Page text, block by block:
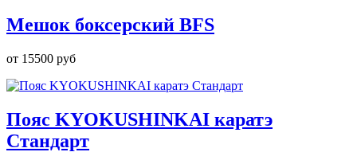
Мешок боксерский BFS
от 15500 руб
Пояс KYOKUSHINKAI каратэ
Стандарт